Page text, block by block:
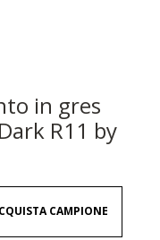
in gres
R11 by
CAMPIONE